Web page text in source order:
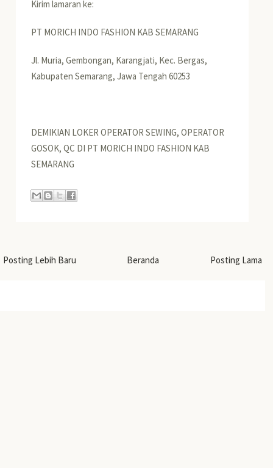
Kirim lamaran ke:
PT MORICH INDO FASHION KAB SEMARANG
Jl. Muria, Gembongan, Karangjati, Kec. Bergas,
Kabupaten Semarang, Jawa Tengah 60253
DEMIKIAN LOKER OPERATOR SEWING, OPERATOR
GOSOK, QC DI PT MORICH INDO FASHION KAB
SEMARANG
Posting Lebih Baru Posting Lama
Beranda